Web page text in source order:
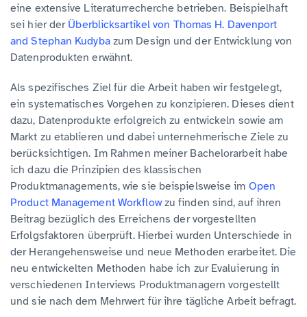
eine extensive Literaturrecherche betrieben. Beispielhaft
sei hier der Überblicksartikel von Thomas H. Davenport
and Stephan Kudybazum Design und der Entwicklung von
Datenprodukten erwähnt.
Als spezifisches Ziel für die Arbeit haben wir festgelegt,
ein systematisches Vorgehen zu konzipieren. Dieses dient
dazu, Datenprodukte erfolgreich zu entwickeln sowie am
Markt zu etablieren und dabei unternehmerische Ziele zu
berücksichtigen. Im Rahmen meiner Bachelorarbeit habe
ich dazu die Prinzipien des klassischen
Produktmanagements, wie sie beispielsweise im Open
Product Management Workflowzu finden sind, auf ihren
Beitrag bezüglich des Erreichens der vorgestellten
Erfolgsfaktoren überprüft. Hierbei wurden Unterschiede in
der Herangehensweise und neue Methoden erarbeitet. Die
neu entwickelten Methoden habe ich zur Evaluierung in
verschiedenen Interviews Produktmanagern vorgestellt
und sie nach dem Mehrwert für ihre tägliche Arbeit befragt.